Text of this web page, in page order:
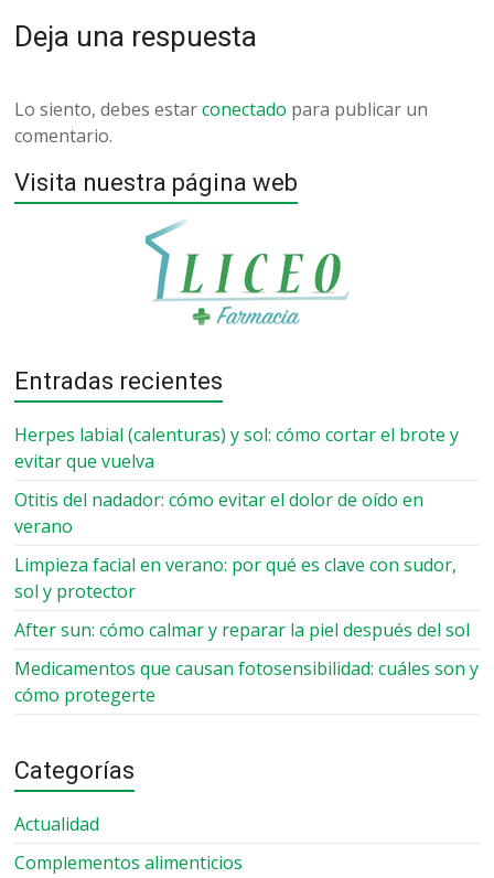
Deja una respuesta
Lo siento, debes estarconectado para publicar un
comentario.
Visita nuestra página web
Entradas recientes
Herpes labial (calenturas) y sol: cómo cortar el brote y
evitar que vuelva
Otitis del nadador: cómo evitar el dolor de oído en
verano
Limpieza facial en verano: por qué es clave con sudor,
sol y protector
After sun: cómo calmar y reparar la piel después del sol
Medicamentos que causan fotosensibilidad: cuáles son y
cómo protegerte
Categorías
Actualidad
Complementos alimenticios